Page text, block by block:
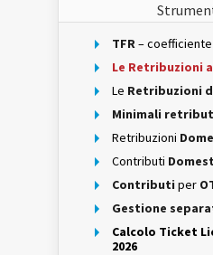
TFR–
Le Retribuzioni
Le Retribuzioni
Minimali
Retribuzioni
Contributi
Contributi per
Gestione
Calcolo Ticket
2026